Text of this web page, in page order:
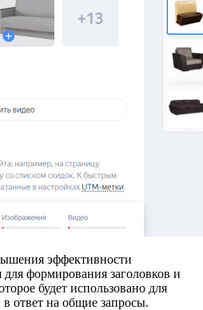
эффективности
формирования заголовков и
будет использовано для
ответ на общие запросы.